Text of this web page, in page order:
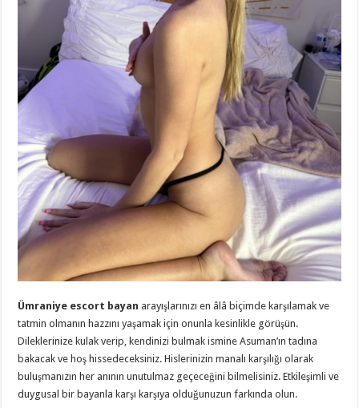
Ümraniye escort bayan arayışlarınızı en âlâ biçimde karşılamak ve
tatmin olmanın hazzını yaşamak için onunla kesinlikle görüşün.
Dileklerinize kulak verip, kendinizi bulmak ismine Asuman’ın tadına
bakacak ve hoş hissedeceksiniz. Hislerinizin manalı karşılığı olarak
buluşmanızın her anının unutulmaz geçeceğini bilmelisiniz. Etkileşimli ve
duygusal bir bayanla karşı karşıya olduğunuzun farkında olun.